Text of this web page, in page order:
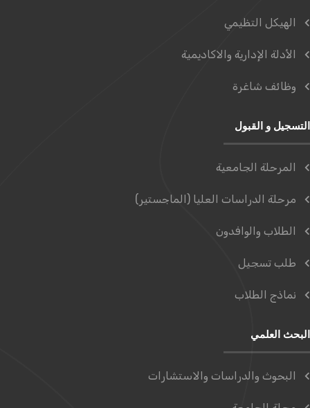
الهيكل التظيمي
الأدلة الإدارية والاكاديمية
وظائف شاغرة
التسجيل و القبول
المرحلة الجامعية
مرحلة الدراسات العليا (الماجستير)
الطلاب والوافدون
طلب تسجيل
نماذج الطلاب
البحث العلمي
البحوث والدراسات والاستشارات